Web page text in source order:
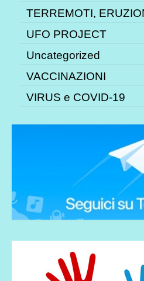
TERREMOTI,
UFO PROJECT
Uncategorized
VACCINAZIONI
VIRUS e COVID-19